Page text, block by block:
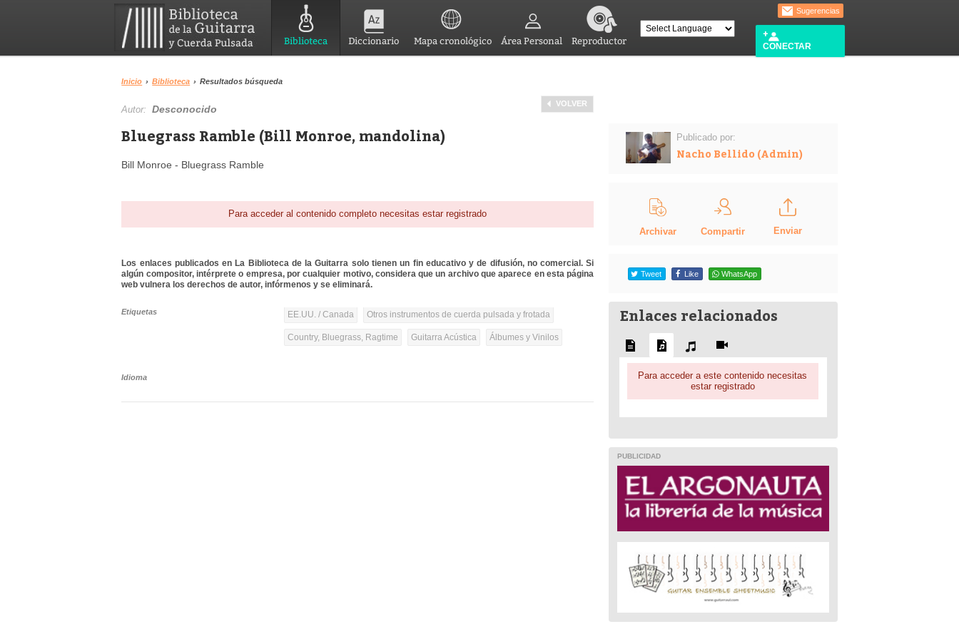
Biblioteca Diccionario Mapa cronológico Área Personal Reproductor
Sugerencias
CONECTAR
Inicio › Biblioteca › Resultados búsqueda
VOLVER
Autor:Desconocido
Bluegrass Ramble (Bill Monroe, mandolina)
Bill Monroe - Bluegrass Ramble
Para acceder al contenido completo necesitas estar registrado
Los enlaces publicados en La Biblioteca de la Guitarra solo tienen un fin educativo y de difusión, no comercial. Si
algún compositor, intérprete o empresa, por cualquier motivo, considera que un archivo que aparece en esta página
web vulnera los derechos de autor, infórmenos y se eliminará.
Etiquetas EE.UU. / Canada Otros instrumentos de cuerda pulsada y frotada
Country, Bluegrass, Ragtime Guitarra Acústica Álbumes y Vinilos
Idioma
Publicado por:
Nacho Bellido (Admin)
Archivar Compartir Enviar
Tweet Like WhatsApp
Enlaces relacionados
Para acceder a este contenido necesitas
estar registrado
PUBLICIDAD